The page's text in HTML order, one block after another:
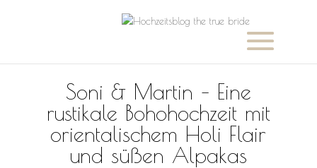
Soni & Martin – Eine
rustikale Bohohochzeit mit
orientalischem Holi Flair
und süßen Alpakas